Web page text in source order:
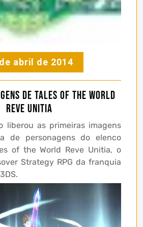
abril de 2014
de Tales of the World
Reve Unitia
liberou as primeiras imagens
de personagens do elenco
of the World Reve Unitia, o
Strategy RPG da franquia